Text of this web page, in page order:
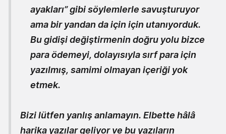
ayakları” gibi söylemlerle savuşturuyor
ama bir yandan da için için utanıyorduk.
Bu gidişi değiştirmenin doğru yolu bizce
para ödemeyi, dolayısıyla sırf para için
yazılmış, samimi olmayan içeriği yok
etmek.
Bizi lütfen yanlış anlamayın. Elbette hâlâ
harika yazılar geliyor ve bu yazıların